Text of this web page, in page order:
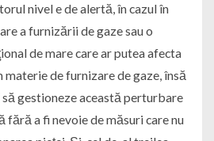
nivel e de alertă, în cazul în
a furnizării de gaze sau o
de mare care ar putea afecta
de furnizare de gaze, însă
să gestioneze această perturbare
fără a fi nevoie de măsuri care nu